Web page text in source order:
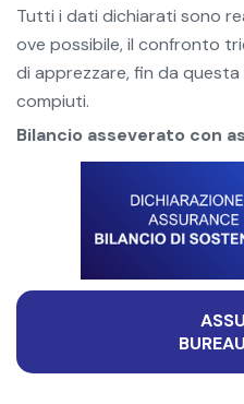
Tutti i dati dichiarati sono
ove possibile, il confronto
di apprezzare, fin da
compiuti.
Bilancio asseverato con